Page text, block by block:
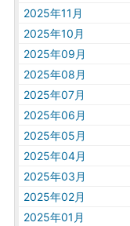
2025年11月
2025年10月
2025年09月
2025年08月
2025年07月
2025年06月
2025年05月
2025年04月
2025年03月
2025年02月
2025年01月